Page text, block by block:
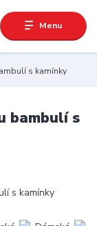
Menu
s kamínky
bambulí s